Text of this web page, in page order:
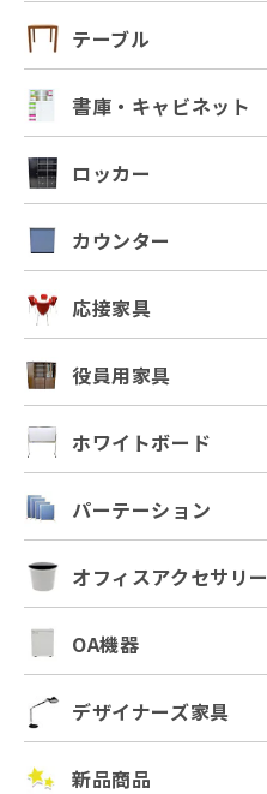
テーブル
書庫・キャビネット
ロッカー
カウンター
応接家具
役員用家具
ホワイトボード
パーテーション
オフィスアクセサリー
OA機器
デザイナーズ家具
新品商品